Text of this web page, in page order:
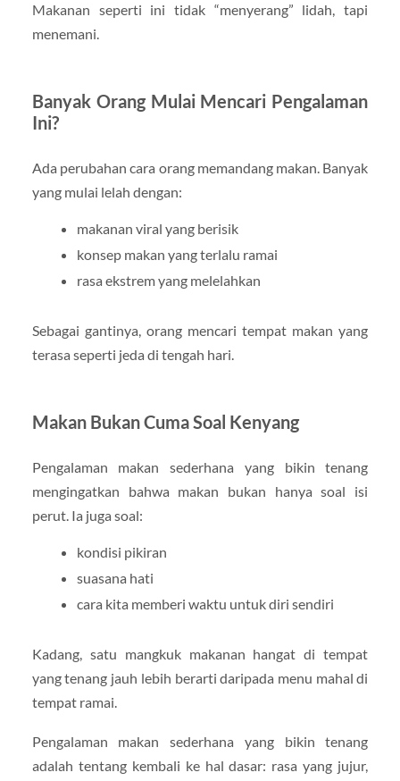
Makanan seperti ini tidak “menyerang” lidah, tapi
menemani.
Banyak Orang Mulai Mencari Pengalaman
Ini?
Ada perubahan cara orang memandang makan. Banyak
yang mulai lelah dengan:
makanan viral yang berisik
konsep makan yang terlalu ramai
rasa ekstrem yang melelahkan
Sebagai gantinya, orang mencari tempat makan yang
terasa seperti jeda di tengah hari.
Makan Bukan Cuma Soal Kenyang
Pengalaman makan sederhana yang bikin tenang
mengingatkan bahwa makan bukan hanya soal isi
perut. Ia juga soal:
kondisi pikiran
suasana hati
cara kita memberi waktu untuk diri sendiri
Kadang, satu mangkuk makanan hangat di tempat
yang tenang jauh lebih berarti daripada menu mahal di
tempat ramai.
Pengalaman makan sederhana yang bikin tenang
adalah tentang kembali ke hal dasar: rasa yang jujur,